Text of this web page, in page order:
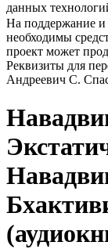
данных
На поддержание и
необходимы
проект может
Реквизиты для
Андреевич С.